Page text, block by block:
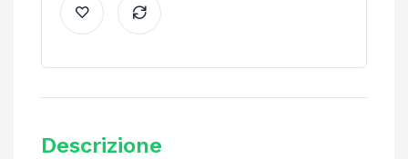
Descrizione